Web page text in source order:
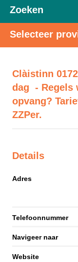
Zoeken
Selecteer
Clàistinn
dag - Regels
opvang?
ZZPer.
Details
Adres
Telefoonnummer
Navigeer naar
Website